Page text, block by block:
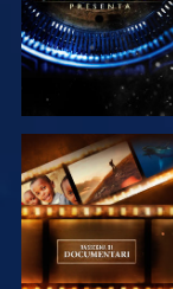
ESPLORA LE
SERIE